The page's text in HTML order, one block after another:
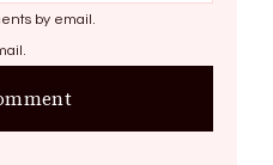
by email.